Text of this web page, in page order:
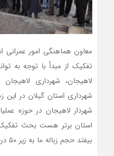
معاون هماهنگی امور عمرانی
تفکیک از مبدأ با توجه به
لاهیجان، شهرداری
شهرداری استان گیلان در این
شهردار لاهیجان در حوزه
استان برتر هست بحث تفکیک
بیفتد حجم زباله ما به زیر ۵۰ درصد خواهد رسید.